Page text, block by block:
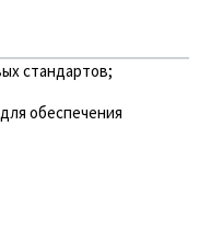
стандартов;
обеспечения